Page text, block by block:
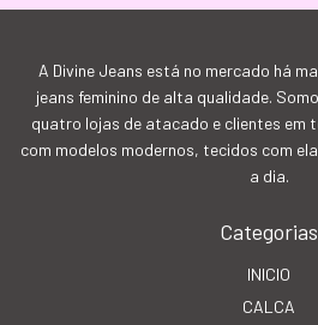
A Divine Jeans está no mercado há
jeans feminino de alta qualidade.
quatro lojas de atacado e clientes em
com modelos modernos, tecidos com
a dia.
Categorias
INICIO
CALCA